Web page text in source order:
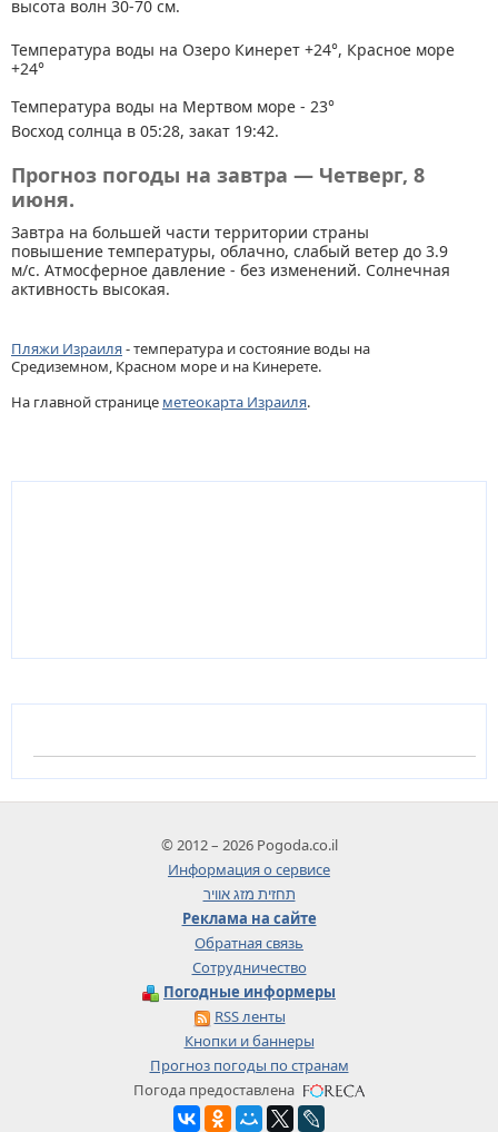
высота волн 30-70 см.
Температура воды на Озеро Кинерет +24°, Красное море
+24°
Температура воды на Мертвом море - 23°
Восход солнца в 05:28, закат 19:42.
Прогноз погоды на завтра — Четверг, 8
июня.
Завтра на большей части территории страны
повышение температуры, облачно, слабый ветер до 3.9
м/с. Атмосферное давление - без изменений. Солнечная
активность высокая.
Пляжи Израиля- температура и состояние воды на
Средиземном, Красном море и на Кинерете.
На главной странице метеокарта Израиля.
© 2012 – 2026 Pogoda.co.il
Информация о сервисе
תחזית מזג אוויר
Реклама на сайте
Обратная связь
Сотрудничество
Погодные информеры
RSS ленты
Кнопки и баннеры
Прогноз погоды по странам
Погода предоставлена